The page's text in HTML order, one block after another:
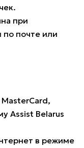
при
по почте или
Assist Belarus
в режиме